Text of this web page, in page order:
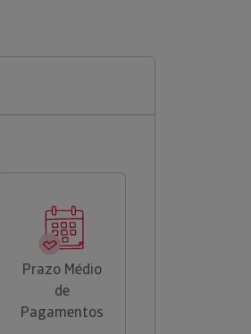
Prazo Médio
de
Pagamentos